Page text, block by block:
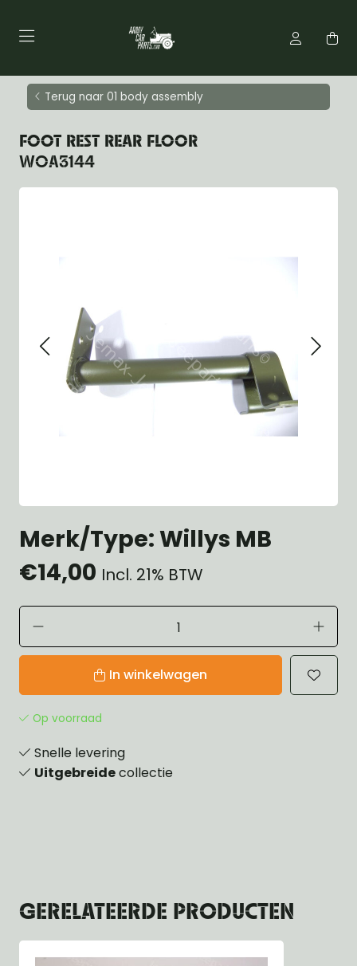
Terug naar 01 body assembly
FOOT REST REAR FLOOR
WOA3144
Merk/Type: Willys MB
€14,00 Incl. 21% BTW
In winkelwagen
Op voorraad
Snelle levering
Uitgebreidecollectie
GERELATEERDE PRODUCTEN